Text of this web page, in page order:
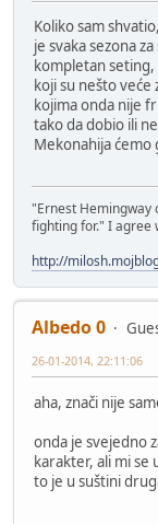
Koliko sam
je svaka sezona
kompletan seting,
koji su nešto veće
kojima onda nije
tako da dobio ili
Mekonahija ćemo
"Ernest Hemingway
fighting for." I agree
http://
Albedo 0
26-01-2014, 22:11:06
aha, znači nije
onda je svejedno
karakter, ali mi se
to je u suštini